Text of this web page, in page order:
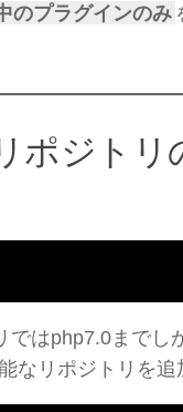
のプラグインのみ
ポジトリ
ではphp7.0までし
なリポジトリを追